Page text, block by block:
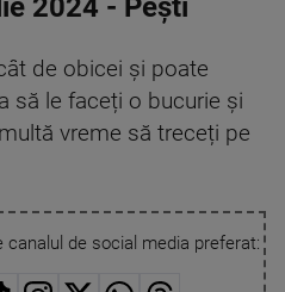
2024 - Pești
de obicei și poate
să le faceți o bucurie și
vreme să treceți pe
canalul de social media preferat: